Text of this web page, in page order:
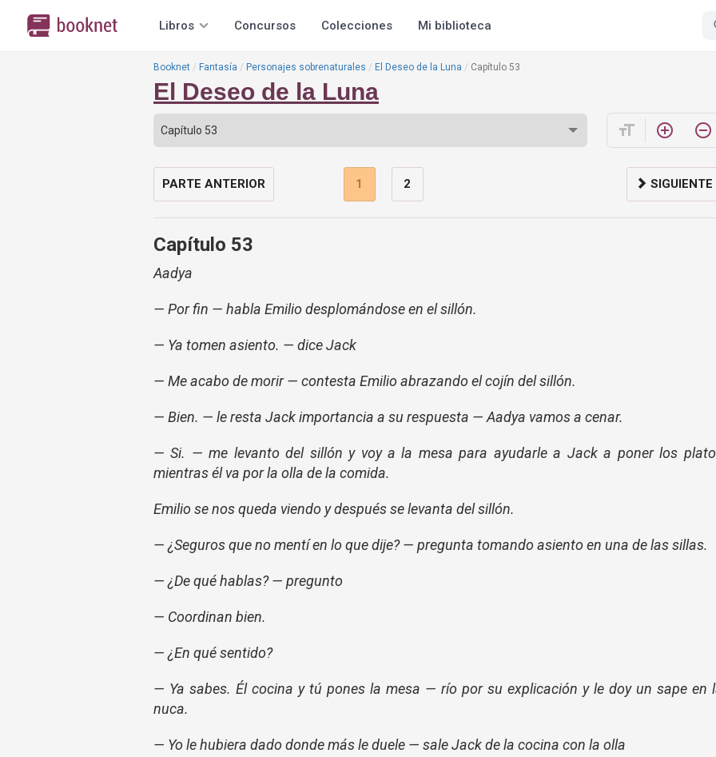
Libros Concursos Colecciones Mi biblioteca
Booknet Fantasía Personajes sobrenaturales El Deseo de la Luna Capítulo 53
El Deseo de la Luna
format_size add_circle_outline remove_circle_outline
PARTE ANTERIOR 1 2 SIGUIENTE
Capítulo 53
Aadya
— Por fin — habla Emilio desplomándose en el sillón.
— Ya tomen asiento. — dice Jack
— Me acabo de morir — contesta Emilio abrazando el cojín del sillón.
— Bien. — le resta Jack importancia a su respuesta — Aadya vamos a cenar.
— Si. — me levanto del sillón y voy a la mesa para ayudarle a Jack a poner los
mientras él va por la olla de la comida.
Emilio se nos queda viendo y después se levanta del sillón.
— ¿Seguros que no mentí en lo que dije? — pregunta tomando asiento en una de las sillas.
— ¿De qué hablas? — pregunto
— Coordinan bien.
— ¿En qué sentido?
— Ya sabes. Él cocina y tú pones la mesa — río por su explicación y le doy un sape en
nuca.
— Yo le hubiera dado donde más le duele — sale Jack de la cocina con la olla